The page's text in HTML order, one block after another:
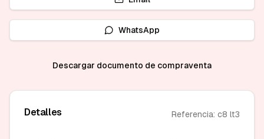
WhatsApp
Descargar documento de compraventa
Detalles Referencia: c8 lt3